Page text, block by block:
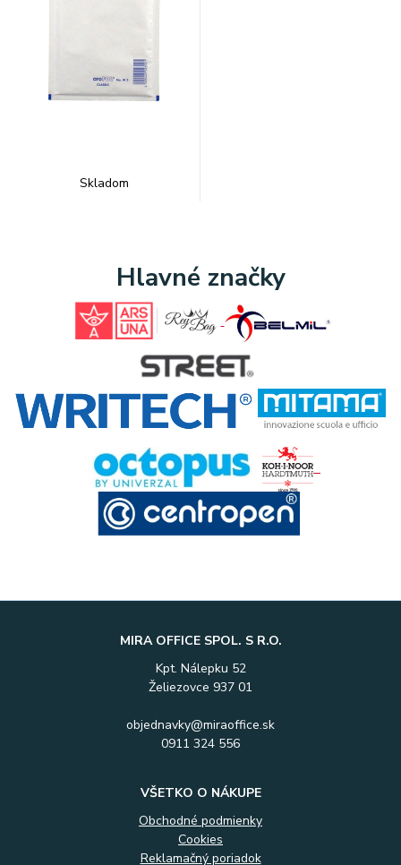
Skladom
Hlavné značky
MIRA OFFICE SPOL. S R.O.
Kpt. Nálepku 52
Želiezovce 937 01
objednavky@miraoffice.sk
0911 324 556
VŠETKO O NÁKUPE
Obchodné podmienky
Cookies
Reklamačný poriadok